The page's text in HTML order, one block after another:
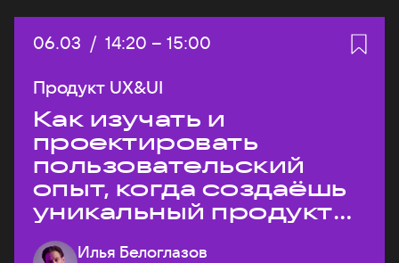
Дата:
06.03 / Начало:
14:20 – Конец:
15:00
Продукт UX&UI
Как изучать и
проектировать
пользовательский
опыт, когда создаёшь
уникальный продукт
на рынке?
Илья Белоглазов